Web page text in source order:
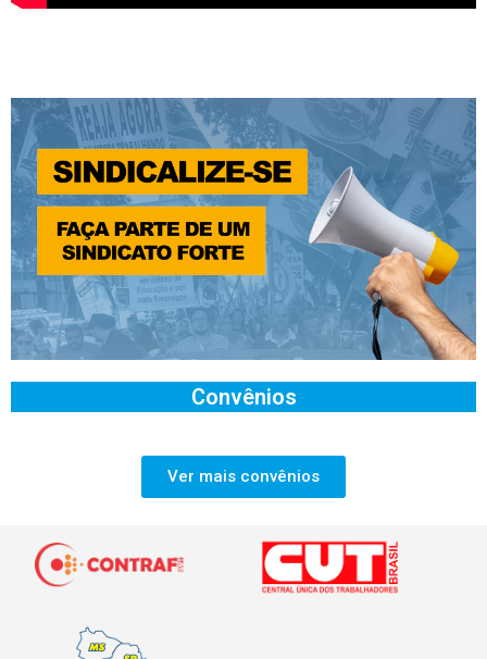
Convênios
Ver mais convênios